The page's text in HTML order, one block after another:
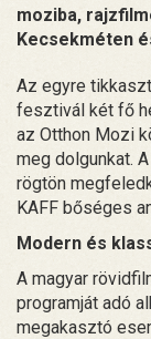
moziba,
Kecsekméten
Az egyre
fesztivál két fő
az Otthon Mozi
meg dolgunkat.
rögtön
KAFF bőséges
Modern és
A magyar
programját adó
megakasztó